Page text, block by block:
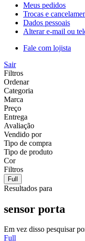
Meus pedidos
Trocas e
Dados pessoais
Alterar e-mail ou
Fale com lojista
Sair
Filtros
Ordenar
Categoria
Marca
Preço
Entrega
Avaliação
Vendido por
Tipo de compra
Tipo de produto
Cor
Filtros
Full
Resultados para
sensor porta
Em vez disso pesquisar
Full